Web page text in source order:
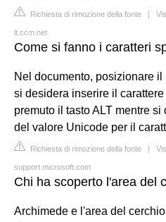
Richiesta di rimozione della fonte |
it.ccm.net
Come si fanno i caratteri
Nel documento, posizionare
si desidera inserire il
premuto il tasto ALT mentre
del valore Unicode per il
Richiesta di rimozione della fonte |
support.microsoft.com
Chi ha scoperto l'area del
Archimede e l'area del